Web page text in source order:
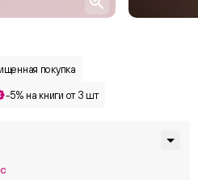
покупка
-5% на книги от 3 шт